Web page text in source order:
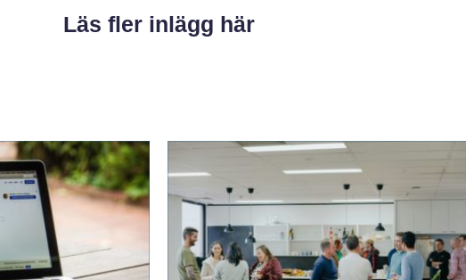
Läs fler inlägg här